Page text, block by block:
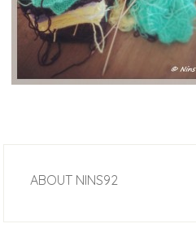
ABOUT NINS92